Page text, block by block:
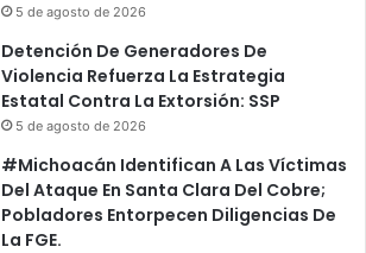
5 de agosto de 2026
Detención De Generadores De
Violencia Refuerza La Estrategia
Estatal Contra La Extorsión: SSP
5 de agosto de 2026
#Michoacán Identifican A Las Víctimas
Del Ataque En Santa Clara Del Cobre;
Pobladores Entorpecen Diligencias De
La FGE.